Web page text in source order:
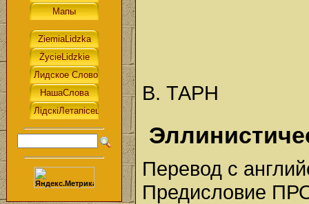
В. ТАРН
Перевод с
Предисловие